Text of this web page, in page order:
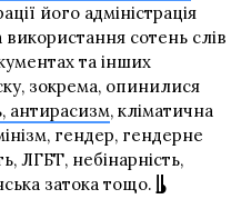
його адміністрація
сотень слів
та інших
зокрема, опинилися
антирасизм, кліматична
гендер, гендерне
ЛГБТ, небінарність,
затока тощо.